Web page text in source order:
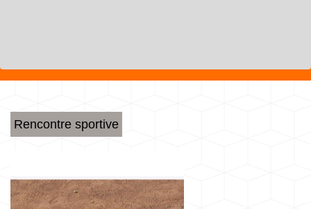
Rencontre sportive